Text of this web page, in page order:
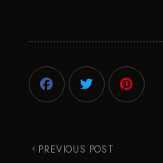
PREVIOUS POST